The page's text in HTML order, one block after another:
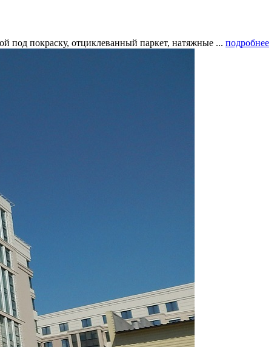
под покраску, отциклеванный паркет, натяжные ... подробнее